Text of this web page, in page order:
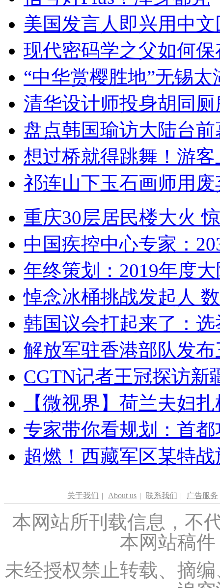
美国发言人即兴用中
现代密码学之父如何
“中华赏樱胜地”无锡
清华设计师投身胡同
盘点韩国瑜访大陆台
想过桥就得跳舞！游客
祁连山下玉石画师用
重庆30层居民楼大火
中国疾控中心专家：
年终策划：2019年度
悼念冰桶挑战发起人
韩国议会打起来了：
解放军驻香港部队发
CGTN记者王冠探访新
【微视界】荷兰夫妇
专家带你看规划：首
超燃！西藏军区某特
关于我们 | About us | 联系我们 | 广告服务
本网站所刊载信息，不
本网站稿
未经授权禁止转载、摘